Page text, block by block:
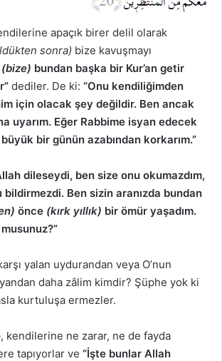
apaçık birer delil olarak
sonra) bize kavuşmayı
(bize) bundan başka bir Kur’an getir
dediler. De ki: “Onu kendiliğimden
için olacak şey değildir. Ben ancak
uyarım. Eğer Rabbime isyan edecek
bir günün azabından korkarım.”
dileseydi, ben size onu okumazdım,
Ben sizin aranızda bundan
önce (kırk yıllık) bir ömür yaşadım.
yalan uydurandan veya O’nun
daha zâlim kimdir? Şüphe yok ki
kurtuluşa ermezler.
kendilerine ne zarar, ne de fayda
tapıyorlar ve “İşte bunlar Allah